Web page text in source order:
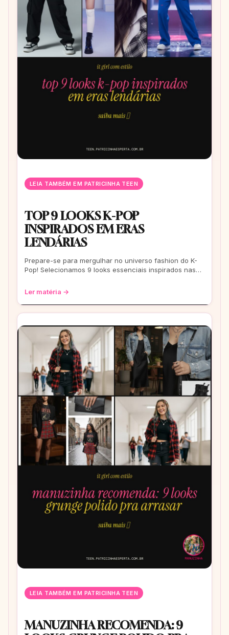
LEIA TAMBÉM EM PATRICINHA TEEN
TOP 9 LOOKS K-POP
INSPIRADOS EM ERAS
LENDÁRIAS
Prepare-se para mergulhar no universo fashion do K-
Pop! Selecionamos 9 looks essenciais inspirados nas
Ler matéria →
LEIA TAMBÉM EM PATRICINHA TEEN
MANUZINHA RECOMENDA: 9